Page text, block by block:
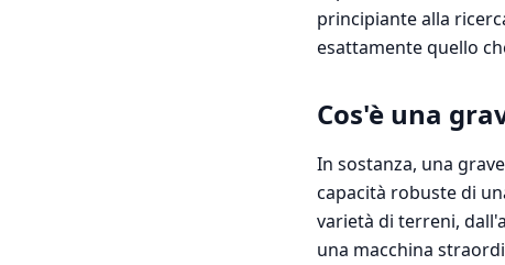
principiante alla
esattamente quello
Cos'è una
In sostanza, una
capacità robuste di
varietà di terreni,
una macchina